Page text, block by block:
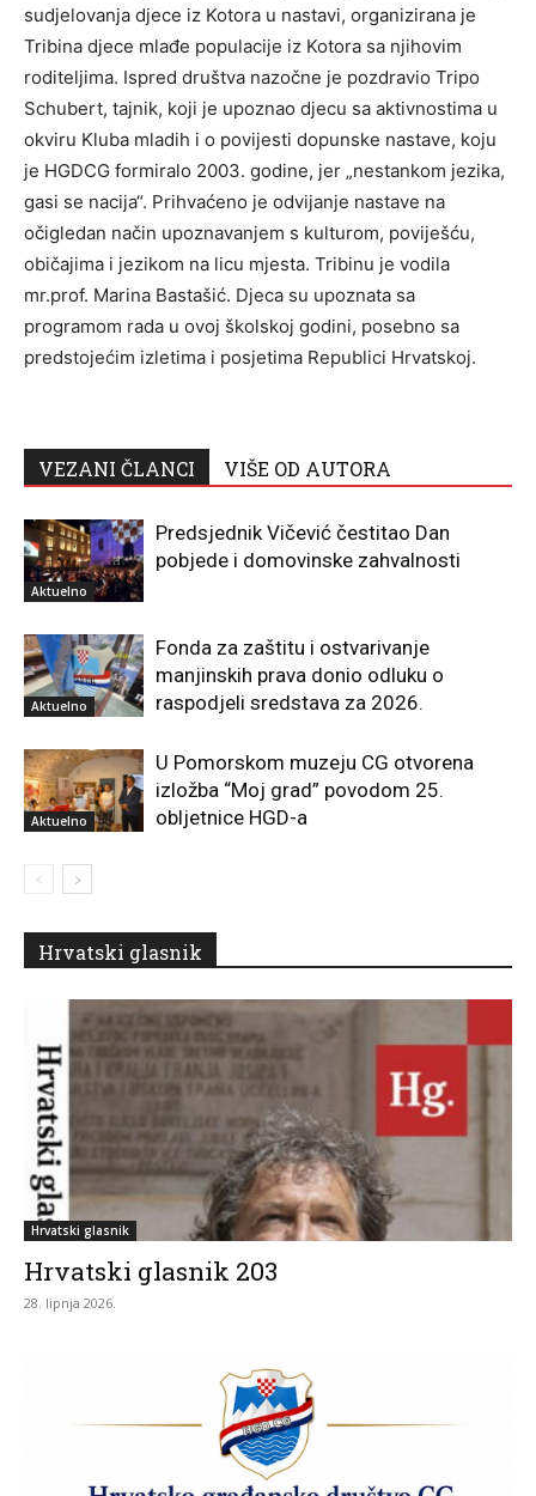
sudjelovanja djece iz Kotora u nastavi, organizirana je
Tribina djece mlađe populacije iz Kotora sa njihovim
roditeljima. Ispred društva nazočne je pozdravio Tripo
Schubert, tajnik, koji je upoznao djecu sa aktivnostima u
okviru Kluba mladih i o povijesti dopunske nastave, koju
je HGDCG formiralo 2003. godine, jer „nestankom jezika,
gasi se nacija“. Prihvaćeno je odvijanje nastave na
očigledan način upoznavanjem s kulturom, poviješću,
običajima i jezikom na licu mjesta. Tribinu je vodila
mr.prof. Marina Bastašić. Djeca su upoznata sa
programom rada u ovoj školskoj godini, posebno sa
predstojećim izletima i posjetima Republici Hrvatskoj.
VEZANI ČLANCI VIŠE OD AUTORA
Aktuelno
Predsjednik Vičević čestitao Dan
pobjede i domovinske zahvalnosti
Aktuelno
Fonda za zaštitu i ostvarivanje
manjinskih prava donio odluku o
raspodjeli sredstava za 2026.
Aktuelno
U Pomorskom muzeju CG otvorena
izložba “Moj grad” povodom 25.
obljetnice HGD-a
Hrvatski glasnik
Hrvatski glasnik
Hrvatski glasnik 203
28. lipnja 2026.